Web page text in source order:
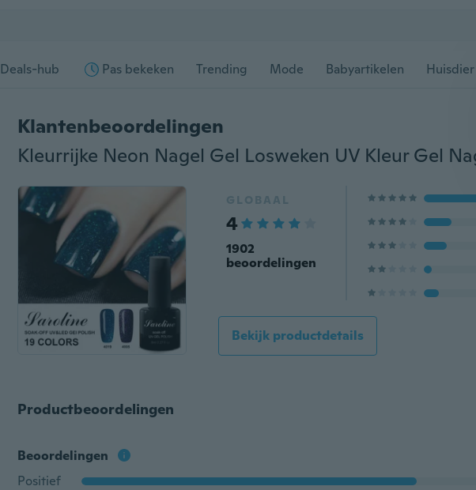
Deals-hub Pas bekeken Trending Mode Babyartikelen
Klantenbeoordelingen
GLOBAAL
4
1902
beoordelingen
Bekijk productdetails
Productbeoordelingen
Beoordelingen
Positief